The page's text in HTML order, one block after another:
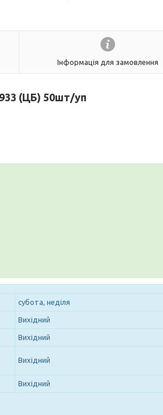
Інформація для замовлення
(ЦБ) 50шт/уп
субота, неділя
Вихідний
Вихідний
Вихідний
Вихідний